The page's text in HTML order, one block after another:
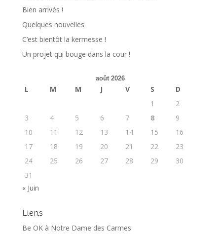
Bien arrivés !
Quelques nouvelles
C’est bientôt la kermesse !
Un projet qui bouge dans la cour !
août 2026
L M M J V S
D
1
2
3
4 5 6 7 8
9
10
11 12 13 14 15
16
17
18 19 20 21 22
23
24
25 26 27 28 29
30
31
« Juin
Liens
Be OK à Notre Dame des Carmes